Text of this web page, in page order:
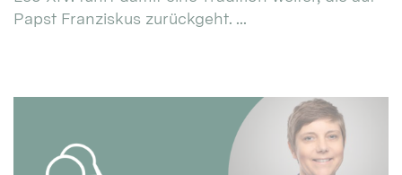
Papst Franziskus zurückgeht. ...